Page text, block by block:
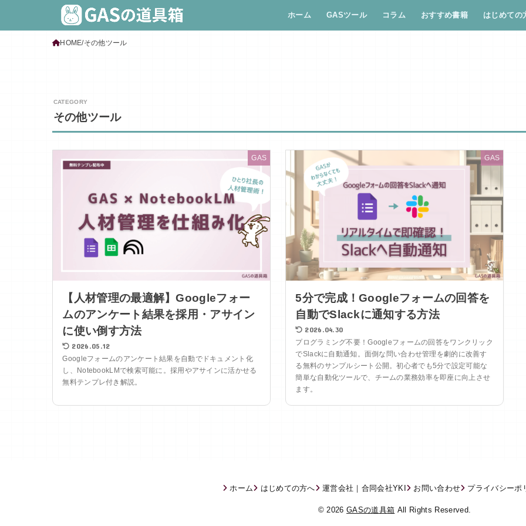
ホーム GASツール コラム おすすめ書籍 はじめての
HOME その他ツール
その他ツール
GAS
【人材管理の最適解】Googleフォー
ムのアンケート結果を採用・アサイン
に使い倒す方法
2026.05.12
Googleフォームのアンケート結果を自動でドキュメント化
し、NotebookLMで検索可能に。採用やアサインに活かせる
無料テンプレ付き解説。
GAS
5分で完成！Googleフォームの回答を
自動でSlackに通知する方法
2026.04.30
プログラミング不要！Googleフォームの回答をワンクリック
でSlackに自動通知。面倒な問い合わせ管理を劇的に改善す
る無料のサンプルシート公開。初心者でも5分で設定可能な
簡単な自動化ツールで、チームの業務効率を即座に向上させ
ます。
ホーム はじめての方へ 運営会社｜合同会社YKI お問い合わせ プライバシーポ
© 2026GASの道具箱 All Rights Reserved.